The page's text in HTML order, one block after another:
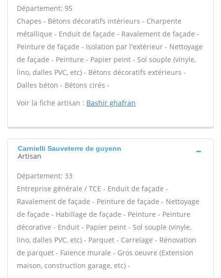
Département: 95
Chapes - Bétons décoratifs intérieurs - Charpente
métallique - Enduit de façade - Ravalement de façade -
Peinture de façade - Isolation par l'extérieur - Nettoyage
de façade - Peinture - Papier peint - Sol souple (vinyle,
lino, dalles PVC, etc) - Bétons décoratifs extérieurs -
Dalles béton - Bétons cirés -
Voir la fiche artisan : Bashir ghafran
Carnielli Sauveterre de guyenn
Artisan
Département: 33
Entreprise générale / TCE - Enduit de façade -
Ravalement de façade - Peinture de façade - Nettoyage
de façade - Habillage de façade - Peinture - Peinture
décorative - Enduit - Papier peint - Sol souple (vinyle,
lino, dalles PVC, etc) - Parquet - Carrelage - Rénovation
de parquet - Faïence murale - Gros oeuvre (Extension
maison, construction garage, etc) -